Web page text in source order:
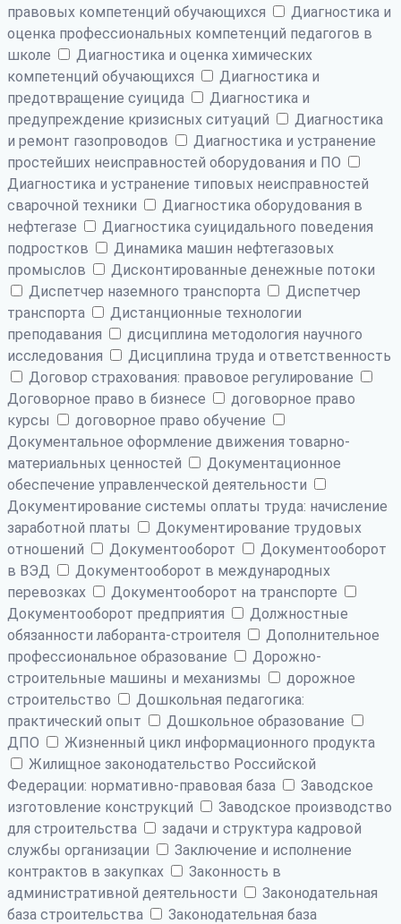
правовых компетенций обучающихся
Диагностика и
оценка профессиональных компетенций педагогов в
школе
Диагностика и оценка химических
компетенций обучающихся
Диагностика и
предотвращение суицида
Диагностика и
предупреждение кризисных ситуаций
Диагностика
и ремонт газопроводов
Диагностика и устранение
простейших неисправностей оборудования и ПО
Диагностика и устранение типовых неисправностей
сварочной техники
Диагностика оборудования в
нефтегазе
Диагностика суицидального поведения
подростков
Динамика машин нефтегазовых
промыслов
Дисконтированные денежные потоки
Диспетчер наземного транспорта
Диспетчер
транспорта
Дистанционные технологии
преподавания
дисциплина методология научного
исследования
Дисциплина труда и ответственность
Договор страхования: правовое регулирование
Договорное право в бизнесе
договорное право
курсы
договорное право обучение
Документальное оформление движения товарно-
материальных ценностей
Документационное
обеспечение управленческой деятельности
Документирование системы оплаты труда: начисление
заработной платы
Документирование трудовых
отношений
Документооборот
Документооборот
в ВЭД
Документооборот в международных
перевозках
Документооборот на транспорте
Документооборот предприятия
Должностные
обязанности лаборанта-строителя
Дополнительное
профессиональное образование
Дорожно-
строительные машины и механизмы
дорожное
строительство
Дошкольная педагогика:
практический опыт
Дошкольное образование
ДПО
Жизненный цикл информационного продукта
Жилищное законодательство Российской
Федерации: нормативно-правовая база
Заводское
изготовление конструкций
Заводское производство
для строительства
задачи и структура кадровой
службы организации
Заключение и исполнение
контрактов в закупках
Законность в
административной деятельности
Законодательная
база строительства
Законодательная база